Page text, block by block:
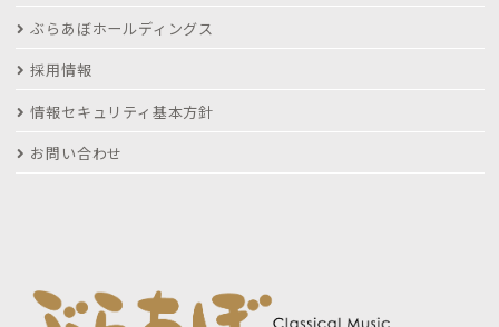
ぶらあぼホールディングス
採用情報
情報セキュリティ基本方針
お問い合わせ